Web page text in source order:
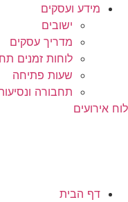
מידע ועסקים
ישובים
מדריך עסקים
לוחות זמנים
שעות פתיחה
תחבורה
לוח אירועים
דף הבית